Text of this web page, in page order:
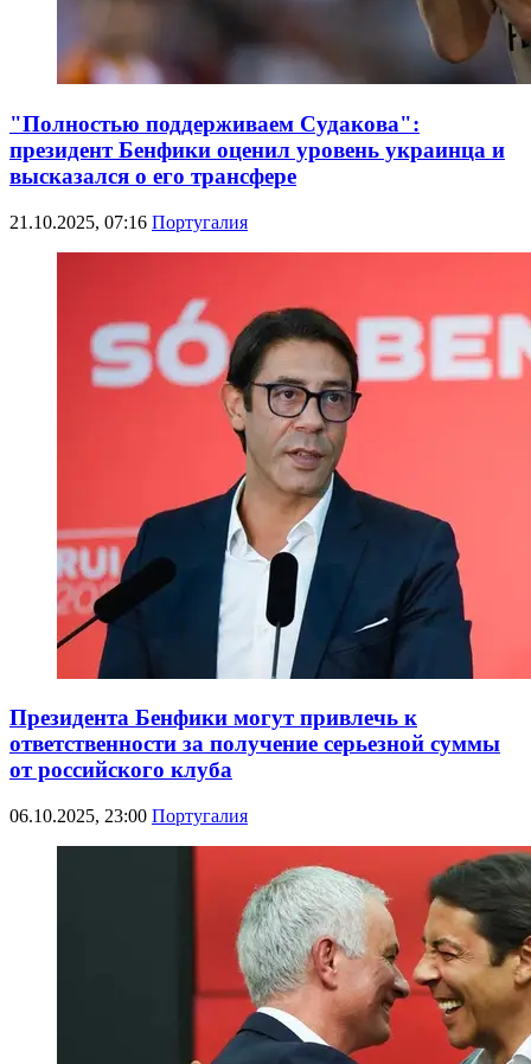
"Полностью поддерживаем Судакова":
президент Бенфики оценил уровень украинца и
высказался о его трансфере
21.10.2025, 07:16 Португалия
Президента Бенфики могут привлечь к
ответственности за получение серьезной суммы
от российского клуба
06.10.2025, 23:00 Португалия